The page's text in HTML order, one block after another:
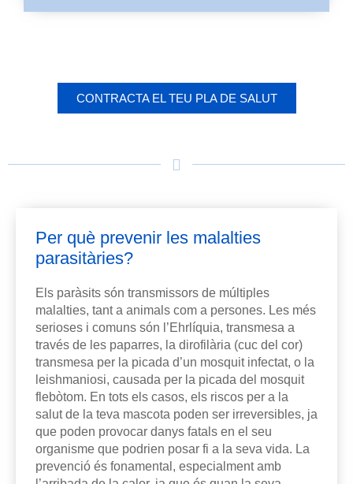
CONTRACTA EL TEU PLA DE SALUT
Per què prevenir les malalties
parasitàries?
Els paràsits són transmissors de múltiples
malalties, tant a animals com a persones. Les més
serioses i comuns són l’Ehrlíquia, transmesa a
través de les paparres, la dirofilària (cuc del cor)
transmesa per la picada d’un mosquit infectat, o la
leishmaniosi, causada per la picada del mosquit
flebòtom. En tots els casos, els riscos per a la
salut de la teva mascota poden ser irreversibles, ja
que poden provocar danys fatals en el seu
organisme que podrien posar fi a la seva vida. La
prevenció és fonamental, especialment amb